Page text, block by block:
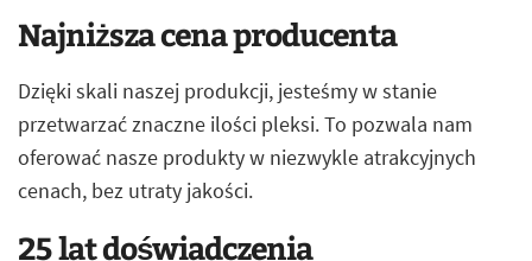
Najniższa cena producenta
Dzięki skali naszej produkcji, jesteśmy w stanie
przetwarzać znaczne ilości pleksi. To pozwala nam
oferować nasze produkty w niezwykle atrakcyjnych
cenach, bez utraty jakości.
25 lat doświadczenia